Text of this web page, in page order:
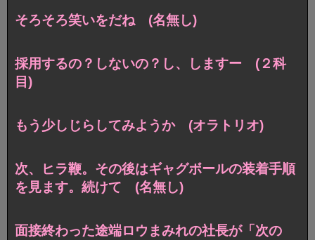
そろそろ笑いをだね (名無し)
採用するの？しないの？し、しますー (２科
目)
もう少しじらしてみようか (オラトリオ)
次、ヒラ鞭。その後はギャグボールの装着手順
を見ます。続けて (名無し)
面接終わった途端ロウまみれの社長が「次の